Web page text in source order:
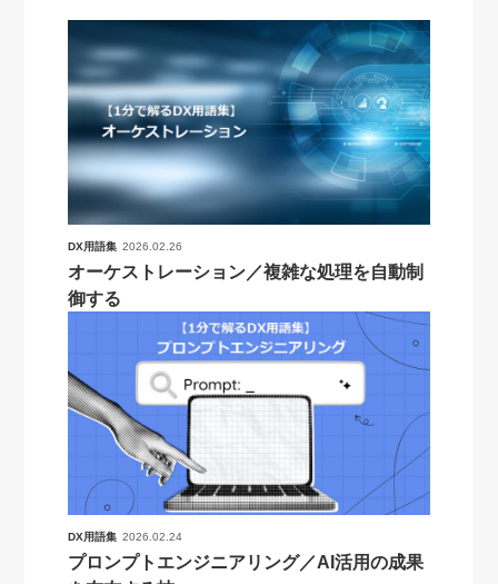
DX用語集 2026.02.26
オーケストレーション／複雑な処理を自動制
御する
DX用語集 2026.02.24
プロンプトエンジニアリング／AI活用の成果